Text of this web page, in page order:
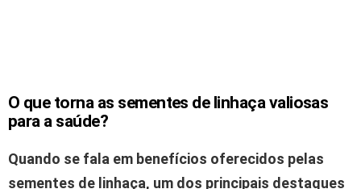
O que torna as sementes de linhaça valiosas
para a saúde?
Quando se fala em benefícios oferecidos pelas
sementes de linhaça, um dos principais destaques